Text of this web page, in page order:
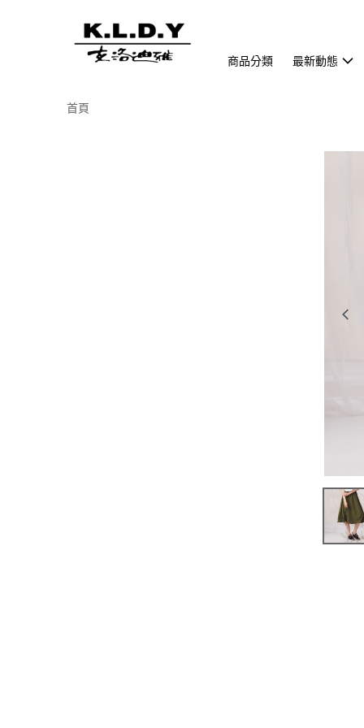
商品分類 最新動態
首頁